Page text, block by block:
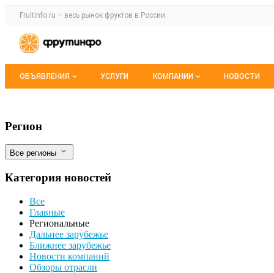
Раздел навигации по сайту fruitinfo.ru
Fruitinfo.ru – весь рынок фруктов в России.
Авторизация и меню пользователя
Навигация по разделам сайта fruitinfo.ru
ОБЪЯВЛЕНИЯ
Мои объявления
УСЛУГИ КОМПАНИИ НОВОСТИ
Рыболовство в Приморье осталось
Фильтры
Регион
Все регионы
Категория новостей
Все
Главные
Региональные
Дальнее зарубежье
Ближнее зарубежье
Новости компаний
Обзоры отрасли